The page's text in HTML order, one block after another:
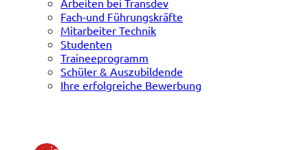
Fach-und Führungskräfte
Mitarbeiter Technik
Studenten
Traineeprogramm
Schüler & Auszubildende
Ihre erfolgreiche Bewerbung